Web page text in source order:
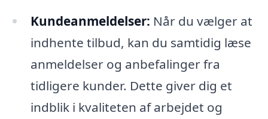
Kundeanmeldelser: Når du vælger at
indhente tilbud, kan du samtidig læse
anmeldelser og anbefalinger fra
tidligere kunder. Dette giver dig et
indblik i kvaliteten af arbejdet og